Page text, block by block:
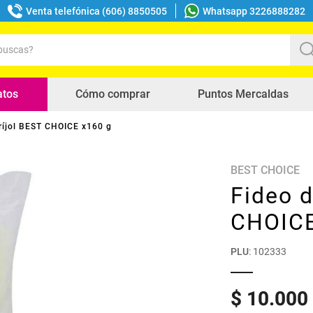
Venta telefónica (606) 8850505 Whatsapp 3226888282
Cómo comprar Puntos Mercaldas
BEST CHOICE x160 g
BEST CHOICE
Fideo
PLU: 102333
$ 10.000
buscados